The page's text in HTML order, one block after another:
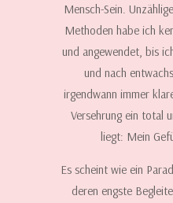
Mensch-Sein.
Methoden habe ich
und angewendet, bis
und nach
irgendwann immer
Versehrung ein total
liegt: Mein
Es scheint wie ein
deren engste